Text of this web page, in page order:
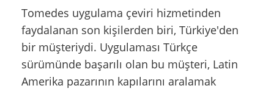
Tomedes uygulama çeviri hizmetinden
faydalanan son kişilerden biri, Türkiye'den
bir müşteriydi. Uygulaması Türkçe
sürümünde başarılı olan bu müşteri, Latin
Amerika pazarının kapılarını aralamak